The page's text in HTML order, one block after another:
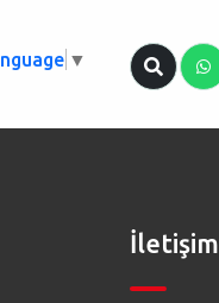
▼
İletişim